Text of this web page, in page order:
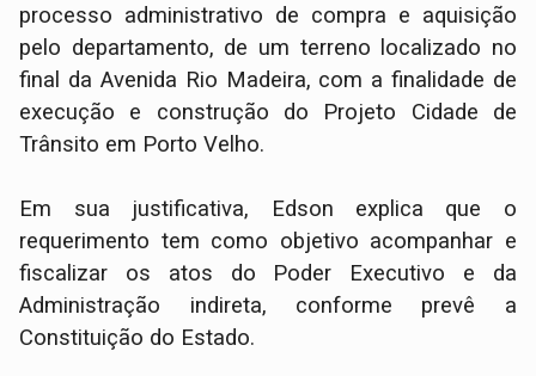
processo administrativo de compra e aquisição
pelo departamento, de um terreno localizado no
final da Avenida Rio Madeira, com a finalidade de
execução e construção do Projeto Cidade de
Trânsito em Porto Velho.
Em sua justificativa, Edson explica que o
requerimento tem como objetivo acompanhar e
fiscalizar os atos do Poder Executivo e da
Administração indireta, conforme prevê a
Constituição do Estado.